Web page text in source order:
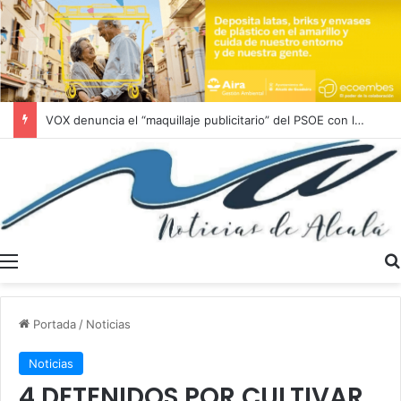
VOX denuncia el “maquillaje publicitario” del PSOE con la vivienda protegida en Alcalá de Guadaíra
Portada / Noticias
Noticias